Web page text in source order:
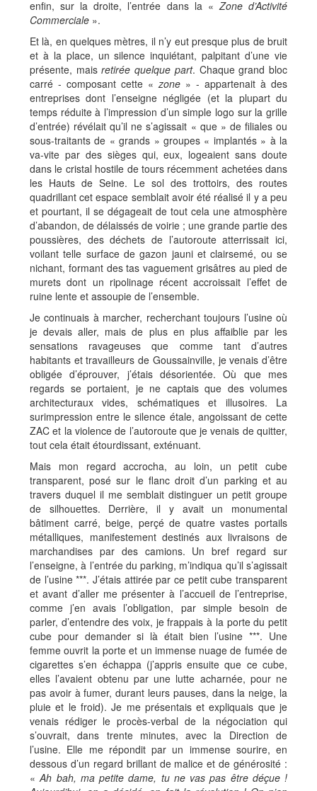
enfin, sur la droite, l’entrée dans la «Zone d’Activité
Commerciale ».
Et là, en quelques mètres, il n’y eut presque plus de bruit
et à la place, un silence inquiétant, palpitant d’une vie
présente, maisretirée quelque part. Chaque grand bloc
carré - composant cette «zone » - appartenait à des
entreprises dont l’enseigne négligée (et la plupart du
temps réduite à l’impression d’un simple logo sur la grille
d’entrée) révélait qu’il ne s’agissait « que » de filiales ou
sous-traitants de « grands » groupes « implantés » à la
va-vite par des sièges qui, eux, logeaient sans doute
dans le cristal hostile de tours récemment achetées dans
les Hauts de Seine. Le sol des trottoirs, des routes
quadrillant cet espace semblait avoir été réalisé il y a peu
et pourtant, il se dégageait de tout cela une atmosphère
d’abandon, de délaissés de voirie ; une grande partie des
poussières, des déchets de l’autoroute atterrissait ici,
voilant telle surface de gazon jauni et clairsemé, ou se
nichant, formant des tas vaguement grisâtres au pied de
murets dont un ripolinage récent accroissait l’effet de
ruine lente et assoupie de l’ensemble.
Je continuais à marcher, recherchant toujours l’usine où
je devais aller, mais de plus en plus affaiblie par les
sensations ravageuses que comme tant d’autres
habitants et travailleurs de Goussainville, je venais d’être
obligée d’éprouver, j’étais désorientée. Où que mes
regards se portaient, je ne captais que des volumes
architecturaux vides, schématiques et illusoires. La
surimpression entre le silence étale, angoissant de cette
ZAC et la violence de l’autoroute que je venais de quitter,
tout cela était étourdissant, exténuant.
Mais mon regard accrocha, au loin, un petit cube
transparent, posé sur le flanc droit d’un parking et au
travers duquel il me semblait distinguer un petit groupe
de silhouettes. Derrière, il y avait un monumental
bâtiment carré, beige, perçé de quatre vastes portails
métalliques, manifestement destinés aux livraisons de
marchandises par des camions. Un bref regard sur
l’enseigne, à l’entrée du parking, m’indiqua qu’il s’agissait
de l’usine ***. J’étais attirée par ce petit cube transparent
et avant d’aller me présenter à l’accueil de l’entreprise,
comme j’en avais l’obligation, par simple besoin de
parler, d’entendre des voix, je frappais à la porte du petit
cube pour demander si là était bien l’usine ***. Une
femme ouvrit la porte et un immense nuage de fumée de
cigarettes s’en échappa (j’appris ensuite que ce cube,
elles l’avaient obtenu par une lutte acharnée, pour ne
pas avoir à fumer, durant leurs pauses, dans la neige, la
pluie et le froid). Je me présentais et expliquais que je
venais rédiger le procès-verbal de la négociation qui
s’ouvrait, dans trente minutes, avec la Direction de
l’usine. Elle me répondit par un immense sourire, en
dessous d’un regard brillant de malice et de générosité :
«Ah bah, ma petite dame, tu ne vas pas être déçue !